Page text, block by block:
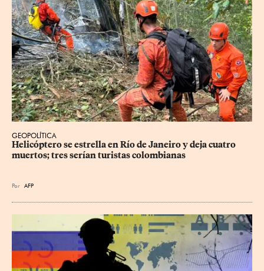
GEOPOLÍTICA
Helicóptero se estrella en Río de Janeiro y deja cuatro
muertos; tres serían turistas colombianas
Por AFP